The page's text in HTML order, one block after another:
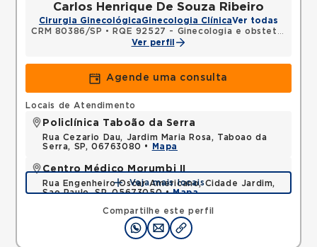
Carlos Henrique De Souza Ribeiro
Cirurgia GinecológicaGinecologia ClínicaVer todas
CRM 80386/SP •
RQE 92527 - Ginecologia e obstetrícia
Ver perfil
Agende uma consulta
Compartilhe este perfil
Locais de Atendimento
Policlínica Taboão da Serra
Rua Cezario Dau, Jardim Maria Rosa, Taboao da
Serra, SP, 06763080 •
Mapa
Centro Médico Morumbi II
Rua Engenheiro Oscar Americano, Cidade Jardim,
Sao Paulo, SP, 05673050 •Mapa
Veja mais locais